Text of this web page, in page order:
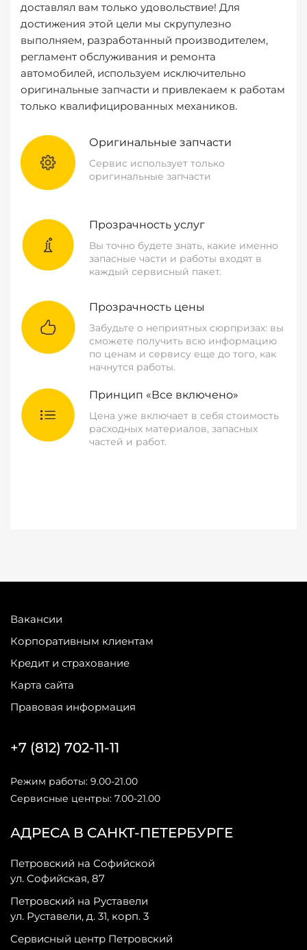
доставлял вам только удовольствие! Для
достижения этой цели мы скрупулезно
выполняем, разработанный производителем,
регламент обслуживания и ремонта
автомобилей, используем исключительно
оригинальные запчасти и привлекаем к работам
только квалифицированных механиков.
Оригинальные запчасти
Сервис использует только
оригинальные запчасти
Прозрачность услуг
Вы точно будете знать, какие именно
запасные части и работы входят в
каждый сервисный пакет.
Прозрачность цены
Забудьте о неприятных сюрпризах: вы
сможете получить всю информацию
по ценам и сервису еще до того, как
начнутся работы.
Принцип «Все включено»
Цена уже включает в себя стоимость
расходных материалов, запасных
частей и работ.
Вакансии
Корпоративным клиентам
Кредит и страхование
Карта сайта
Правовая информация
АДРЕСА В САНКТ-ПЕТЕРБУРГЕ
Петровский на Софийской
ул. Софийская, 87
Петровский на Руставели
ул. Руставели, д. 31, корп. 3
Сервисный центр Петровский
+7 (812) 702-11-11
Режим работы: 9.00-21.00
Сервисные центры: 7.00-21.00